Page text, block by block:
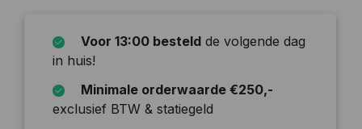
Voor 13:00 besteld de volgende dag
in huis!
Minimale orderwaarde €250,-
exclusief BTW & statiegeld